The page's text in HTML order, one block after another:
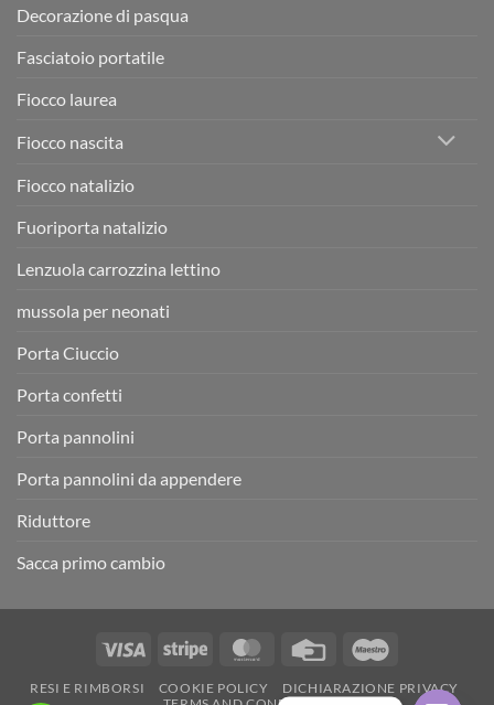
Decorazione di pasqua
Fasciatoio portatile
Fiocco laurea
Fiocco nascita
Fiocco natalizio
Fuoriporta natalizio
Lenzuola carrozzina lettino
mussola per neonati
Porta Ciuccio
Porta confetti
Porta pannolini
Porta pannolini da appendere
Riduttore
Sacca primo cambio
Visa Stripe MasterCardCredit
RESI E RIMBORSI COOKIE POLICY
DICHIARAZIONE PRIVACY